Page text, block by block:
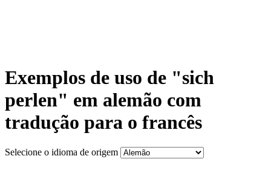
Exemplos de uso de "sich
perlen" em alemão com
tradução para o francês
Selecione o idioma de origem